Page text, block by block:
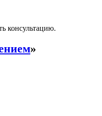
консультацию.
»